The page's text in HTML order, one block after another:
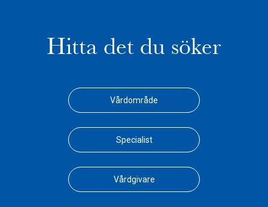
Hitta det du söker
Vårdområde
Specialist
Vårdgivare